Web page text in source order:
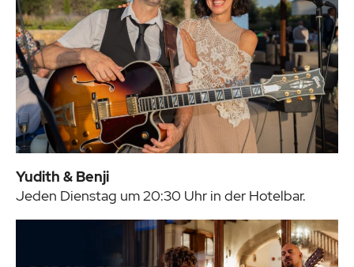
Yudith & Benji
Jeden Dienstag um 20:30 Uhr in der Hotelbar.